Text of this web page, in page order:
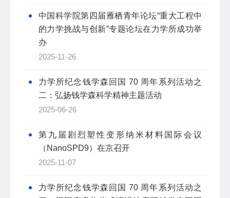
中国科学院第四届雁栖青年论坛“重大工程中
的力学挑战与创新”专题论坛在力学所成功举
办
2025-11-26
力学所纪念钱学森回国 70 周年系列活动之
二：弘扬钱学森科学精神主题活动
2025-06-26
第九届剧烈塑性变形纳米材料国际会议
（NanoSPD9）在京召开
2025-11-07
力学所纪念钱学森回国 70 周年系列活动之